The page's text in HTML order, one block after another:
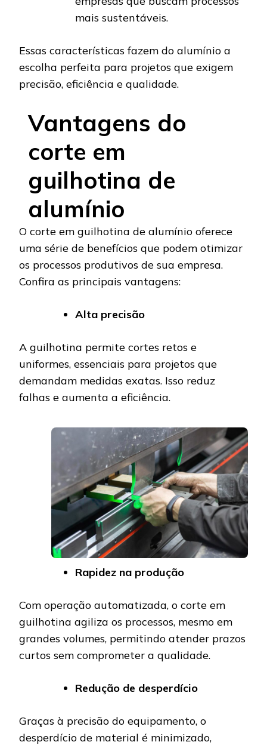
mais sustentáveis.
Essas características fazem do alumínio a
escolha perfeita para projetos que exigem
precisão, eficiência e qualidade.
Vantagens do
corte em
guilhotina de
alumínio
O corte em guilhotina de alumínio oferece
uma série de benefícios que podem otimizar
os processos produtivos de sua empresa.
Confira as principais vantagens:
Alta precisão
A guilhotina permite cortes retos e
uniformes, essenciais para projetos que
demandam medidas exatas. Isso reduz
falhas e aumenta a eficiência.
Rapidez na produção
Com operação automatizada, o corte em
guilhotina agiliza os processos, mesmo em
grandes volumes, permitindo atender prazos
curtos sem comprometer a qualidade.
Redução de desperdício
Graças à precisão do equipamento, o
desperdício de material é minimizado,